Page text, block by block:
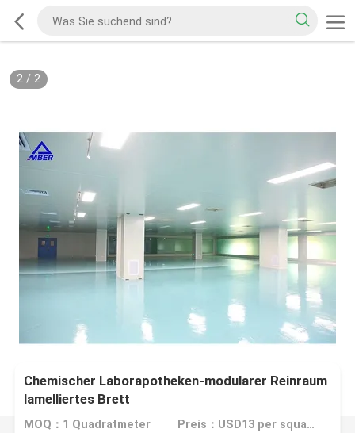
2/ 2
Chemischer Laborapotheken-modularer Reinraum
lamelliertes Brett
MOQ：1 Quadratmeter Preis：USD13 per square meter